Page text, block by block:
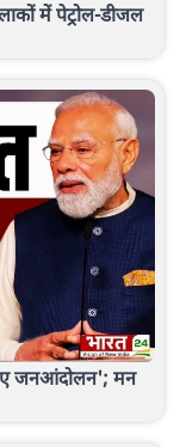
में पेट्रोल-डीजल
जनआंदोलन'; मन